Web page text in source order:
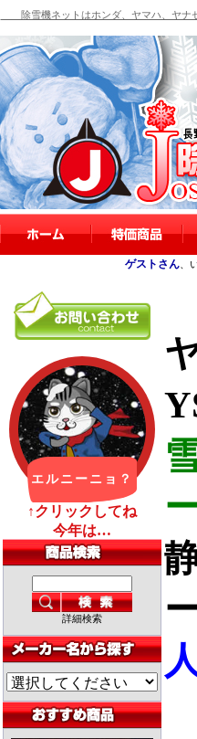
除雪機ネットはホンダ、ヤマハ、ヤナセ
ゲストさん 、
詳細検索